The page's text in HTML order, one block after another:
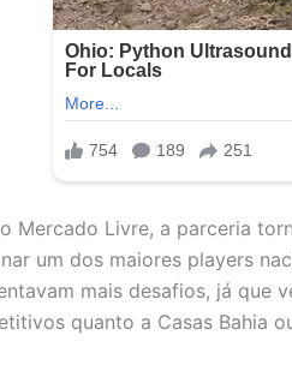
o Mercado Livre, a parceria
um dos maiores players
mais desafios, já que
quanto a Casas Bahia